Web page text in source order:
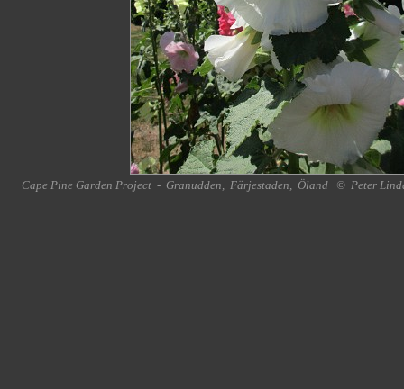
Cape Pine Garden Project - Granudden, Färjestaden, Öland © Peter